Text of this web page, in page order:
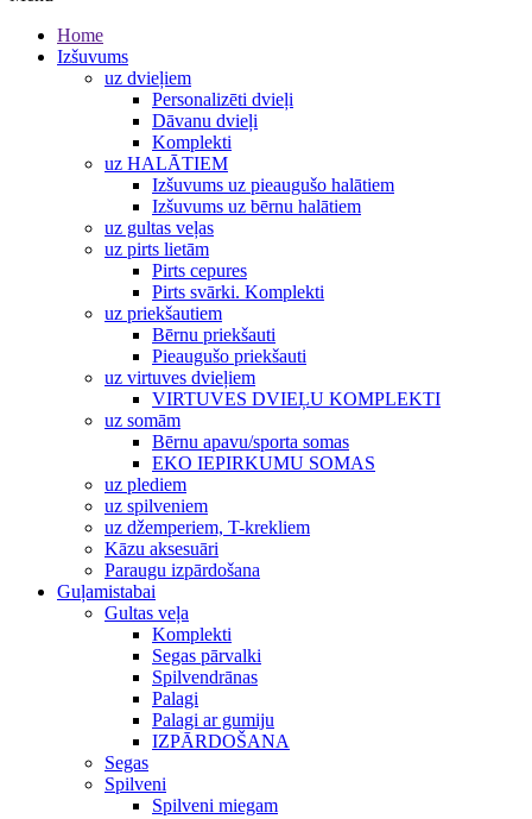
Home
Izšuvums
uz dvieļiem
Personalizēti dvieļi
Dāvanu dvieļi
Komplekti
uz HALĀTIEM
Izšuvums uz pieaugušo halātiem
Izšuvums uz bērnu halātiem
uz gultas veļas
uz pirts lietām
Pirts cepures
Pirts svārki. Komplekti
uz priekšautiem
Bērnu priekšauti
Pieaugušo priekšauti
uz virtuves dvieļiem
VIRTUVES DVIEĻU KOMPLEKTI
uz somām
Bērnu apavu/sporta somas
EKO IEPIRKUMU SOMAS
uz plediem
uz spilveniem
uz džemperiem, T-krekliem
Kāzu aksesuāri
Paraugu izpārdošana
Guļamistabai
Gultas veļa
Komplekti
Segas pārvalki
Spilvendrānas
Palagi
Palagi ar gumiju
IZPĀRDOŠANA
Segas
Spilveni
Spilveni miegam